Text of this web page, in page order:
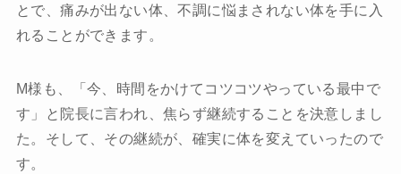
とで、痛みが出ない体、不調に悩まされない体を手に入
れることができます。
M様も、「今、時間をかけてコツコツやっている最中で
す」と院長に言われ、焦らず継続することを決意しまし
た。そして、その継続が、確実に体を変えていったので
す。